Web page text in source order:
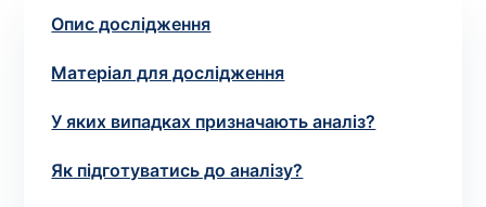
Опис дослідження
Матеріал для дослідження
У яких випадках призначають аналіз?
Як підготуватись до аналізу?
потрібний. Виняток становлять мазки та
зіскрібки. Взяття біоматеріалу для них
виконує лікар – необхідийзапис до фахівця
Аналіз вдома
Зберегти